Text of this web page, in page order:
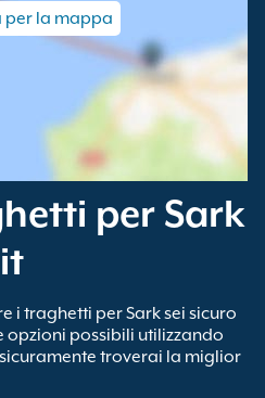
per la mappa
per Sark
i traghetti per Sark sei sicuro
possibili utilizzando
troverai la miglior